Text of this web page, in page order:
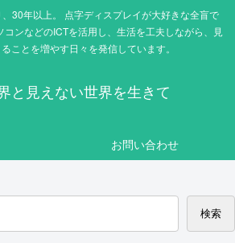
30年以上。 点字ディスプレイが大好きな全盲で
ンなどのICTを活用し、生活を工夫しながら、見
ことを増やす日々を発信しています。
と見えない世界を生きて
お問い合わせ
検索